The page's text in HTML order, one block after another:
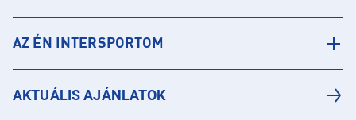
AZ ÉN INTERSPORTOM
AKTUÁLIS AJÁNLATOK